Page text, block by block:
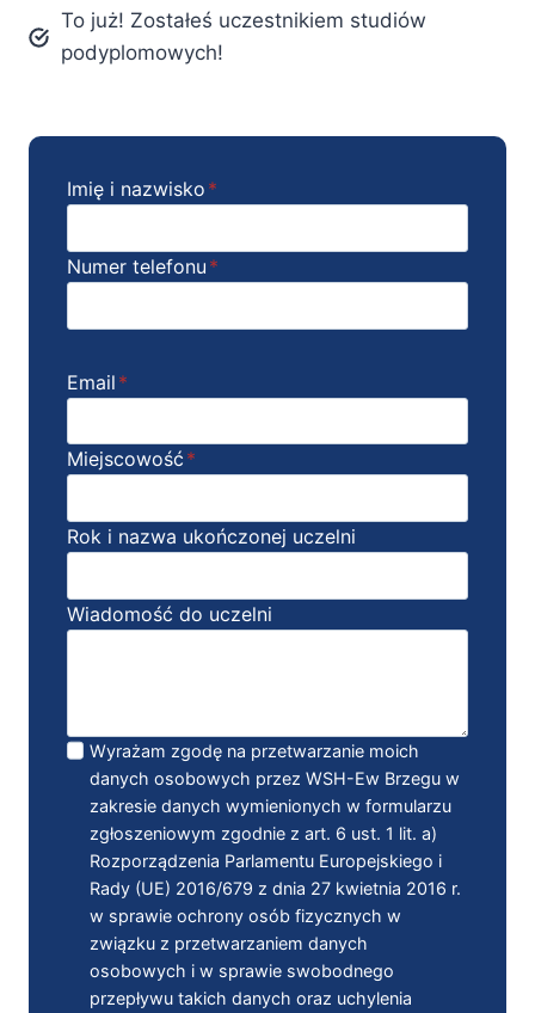
To już! Zostałeś uczestnikiem studiów
podyplomowych!
Imię i nazwisko *
Numer telefonu *
Email *
Miejscowość *
Rok i nazwa ukończonej uczelni
Wiadomość do uczelni
Wyrażam zgodę na przetwarzanie moich
danych osobowych przez WSH-Ew Brzegu w
zakresie danych wymienionych w formularzu
zgłoszeniowym zgodnie z art. 6 ust. 1 lit. a)
Rozporządzenia Parlamentu Europejskiego i
Rady (UE) 2016/679 z dnia 27 kwietnia 2016 r.
w sprawie ochrony osób fizycznych w
związku z przetwarzaniem danych
osobowych i w sprawie swobodnego
przepływu takich danych oraz uchylenia